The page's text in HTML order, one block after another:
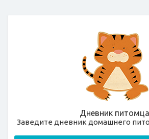
Дневник питомца
Заведите дневник домашнего